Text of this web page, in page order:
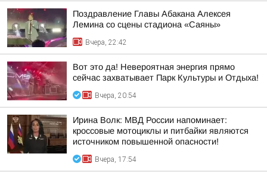
Поздравление Главы Абакана Алексея
Лемина со сцены стадиона «Саяны»
Вчера, 22:42
Вот это да! Невероятная энергия прямо
сейчас захватывает Парк Культуры и Отдыха!
Вчера, 20:54
Ирина Волк: МВД России напоминает:
кроссовые мотоциклы и питбайки являются
источником повышенной опасности!
Вчера, 17:54